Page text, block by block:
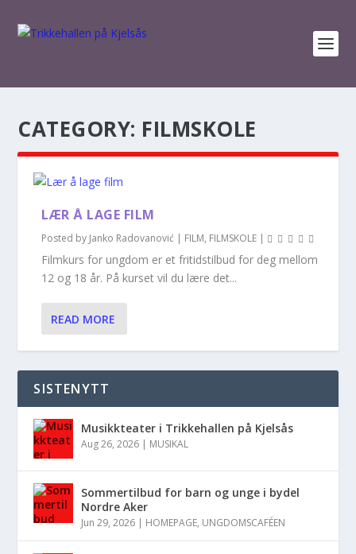
CATEGORY: FILMSKOLE
LÆR Å LAGE FILM
Posted by Janko Radovanović | FILM, FILMSKOLE |
Filmkurs for ungdom er et fritidstilbud for deg mellom
12 og 18 år. På kurset vil du lære det...
READ MORE
SISTENYTT
Musikkteater i Trikkehallen på Kjelsås
Aug 26, 2026 | MUSIKAL
Sommertilbud for barn og unge i bydel
Nordre Aker
Jun 29, 2026 | HOMEPAGE, UNGDOMSCAFÉEN